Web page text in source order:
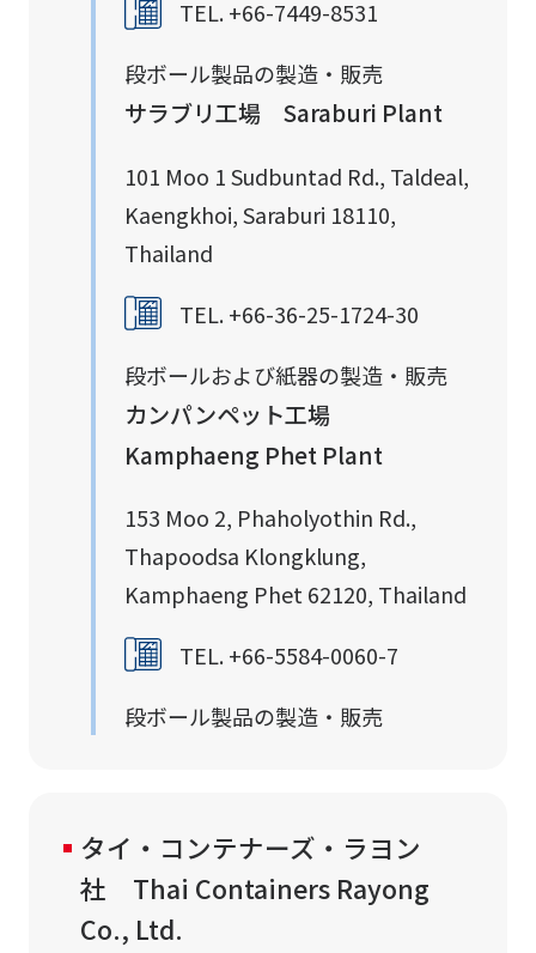
TEL. +66-7449-8531
段ボール製品の製造・販売
サラブリ工場 Saraburi Plant
101 Moo 1 Sudbuntad Rd., Taldeal,
Kaengkhoi, Saraburi 18110,
Thailand
TEL. +66-36-25-1724-30
段ボールおよび紙器の製造・販売
カンパンペット工場
Kamphaeng Phet Plant
153 Moo 2, Phaholyothin Rd.,
Thapoodsa Klongklung,
Kamphaeng Phet 62120, Thailand
TEL. +66-5584-0060-7
段ボール製品の製造・販売
タイ・コンテナーズ・ラヨン
社 Thai Containers Rayong
Co., Ltd.